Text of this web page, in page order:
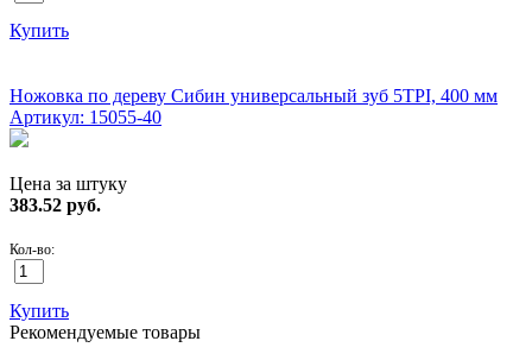
Купить
Ножовка по дереву Сибин универсальный зуб 5TPI, 400 мм
Артикул: 15055-40
Цена за штуку
383.52 руб.
Кол-во:
Купить
Рекомендуемые товары